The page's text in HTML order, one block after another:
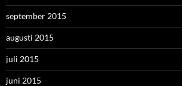
september 2015
augusti 2015
juli 2015
juni 2015